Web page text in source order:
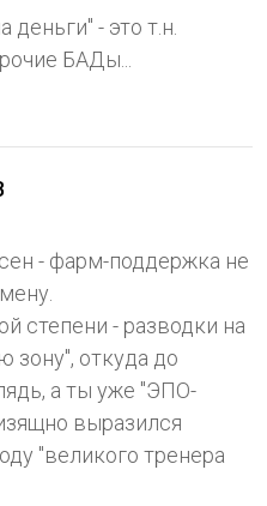
- это т.н.
БАДы...
- фарм-поддержка не
степени - разводки на
зону", откуда до
а ты уже "ЭПО-
выразился
"великого тренера